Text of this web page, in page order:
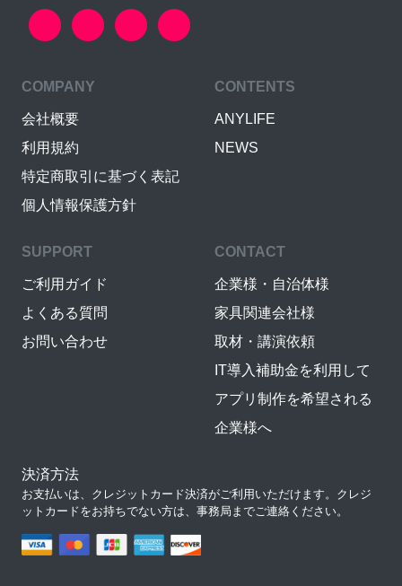
COMPANY
会社概要
利用規約
特定商取引に基づく表記
個人情報保護方針
CONTENTS
ANYLIFE
NEWS
SUPPORT
ご利用ガイド
よくある質問
お問い合わせ
CONTACT
企業様・自治体様
家具関連会社様
取材・講演依頼
IT導入補助金を利用して
アプリ制作を希望される
企業様へ
決済方法
お支払いは、クレジットカード決済がご利用いただけます。クレジ
ットカードをお持ちでない方は、事務局までご連絡ください。